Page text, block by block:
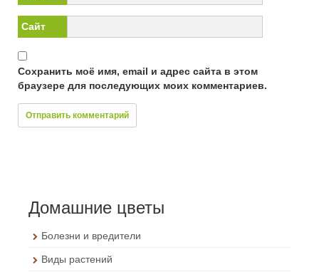
Сайт
Сохранить моё имя, email и адрес сайта в этом
браузере для последующих моих комментариев.
Домашние цветы
Болезни и вредители
Виды растений